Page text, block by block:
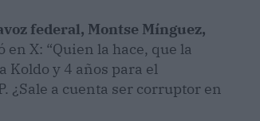
federal, Montse Mínguez,
X: “Quien la hace, que la
Koldo y 4 años para el
¿Sale a cuenta ser corruptor en